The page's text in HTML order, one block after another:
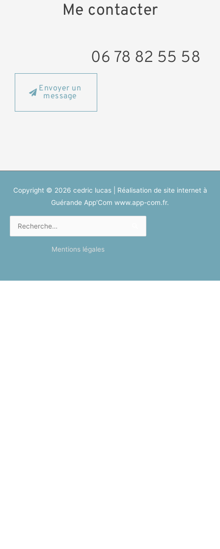
Me contacter
06 78 82 55 58
Envoyer un
message
Copyright © 2026 cedric lucas| Réalisation de site internet à
Guérande App'Com www.app-com.fr.
Rechercher :
Mentions légales